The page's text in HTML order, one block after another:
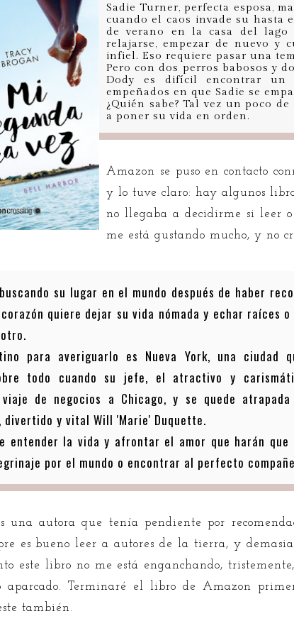
Sadie Turner, perfecta esposa,
cuando el caos invade su hasta
de verano en la casa del lago
relajarse, empezar de nuevo y
infiel. Eso requiere pasar una
Pero con dos perros babosos y
Dody es difícil encontrar un
empeñados en que Sadie se
¿Quién sabe? Tal vez un poco
a poner su vida en orden.
Amazon se puso en contacto
y lo tuve claro: hay algunos
no llegaba a decidirme si leer
me está gustando mucho, y no
su lugar en el mundo después de haber
quiere dejar su vida nómada y echar raíces
para averiguarlo es Nueva York, una ciudad
todo cuando su jefe, el atractivo y
de negocios a Chicago, y se quede
divertido y vital Will 'Marie' Duquette.
entender la vida y afrontar el amor que harán
por el mundo o encontrar al perfecto
una autora que tenía pendiente por
es bueno leer a autores de la tierra, y
este libro no me está enganchando,
aparcado. Terminaré el libro de Amazon
también.